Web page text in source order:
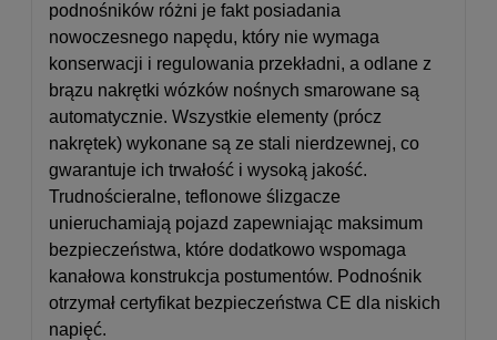
podnośników różni je fakt posiadania
nowoczesnego napędu, który nie wymaga
konserwacji i regulowania przekładni, a odlane z
brązu nakrętki wózków nośnych smarowane są
automatycznie. Wszystkie elementy (prócz
nakrętek) wykonane są ze stali nierdzewnej, co
gwarantuje ich trwałość i wysoką jakość.
Trudnościeralne, teflonowe ślizgacze
unieruchamiają pojazd zapewniając maksimum
bezpieczeństwa, które dodatkowo wspomaga
kanałowa konstrukcja postumentów. Podnośnik
otrzymał certyfikat bezpieczeństwa CE dla niskich
napięć.